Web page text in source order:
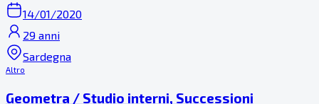
14/01/2020
29 anni
Sardegna
Altro
Geometra / Studio interni, Successioni